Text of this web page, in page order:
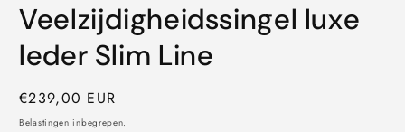
Veelzijdigheidssingel luxe
leder Slim Line
Normale
prijs
€239,00 EUR
Belastingen inbegrepen.